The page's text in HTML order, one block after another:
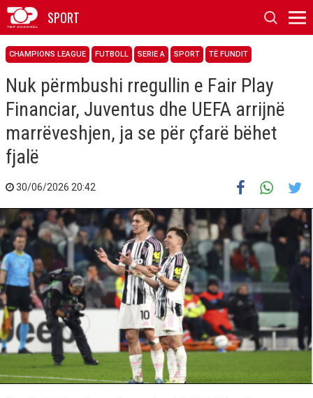
SPORT
CHAMPIONS LEAGUE FUTBOLL SERIE A SPORT TË FUNDIT
Nuk përmbushi rregullin e Fair Play
Financiar, Juventus dhe UEFA arrijnë
marrëveshjen, ja se për çfarë bëhet
fjalë
30/06/2026 20:42